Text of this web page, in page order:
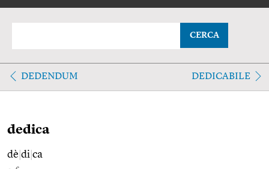
CERCA
DEDENDUM DEDICABILE
dedica
dè di ca